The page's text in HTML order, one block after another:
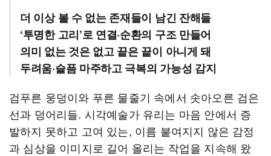
더 이상 볼 수 없는 존재들이 남긴 잔해들
‘투명한 고리’로 연결·순환의 구조 만들어
의미 없는 것은 없고 끝은 끝이 아니게 돼
두려움·슬픔 마주하고 극복의 가능성 감지
검푸른 웅덩이와 푸른 물줄기 속에서 솟아오른 검은
선과 덩어리들. 시각예술가 유리는 마음 안에서 증
발하지 못하고 고여 있는, 이름 붙여지지 않은 감정
과 심상을 이미지로 길어 올리는 작업을 지속해 왔